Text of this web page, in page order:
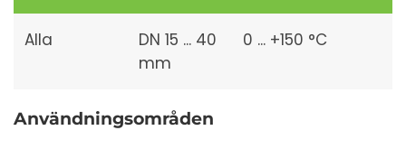
Alla
DN 15 ... 40
mm
0 ... +150 °C
Användningsområden